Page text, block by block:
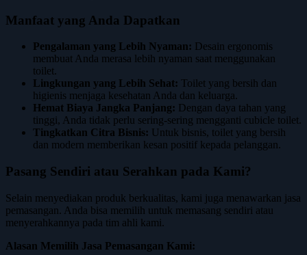
Manfaat yang Anda Dapatkan
Pengalaman yang Lebih Nyaman: Desain ergonomis
membuat Anda merasa lebih nyaman saat menggunakan
toilet.
Lingkungan yang Lebih Sehat: Toilet yang bersih dan
higienis menjaga kesehatan Anda dan keluarga.
Hemat Biaya Jangka Panjang: Dengan daya tahan yang
tinggi, Anda tidak perlu sering-sering mengganti cubicle toilet.
Tingkatkan Citra Bisnis: Untuk bisnis, toilet yang bersih
dan modern memberikan kesan positif kepada pelanggan.
Pasang Sendiri atau Serahkan pada Kami?
Selain menyediakan produk berkualitas, kami juga menawarkan jasa
pemasangan. Anda bisa memilih untuk memasang sendiri atau
menyerahkannya pada tim ahli kami.
Alasan Memilih Jasa Pemasangan Kami: